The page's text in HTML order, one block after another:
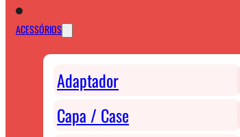
ACESSÓRIOS
Adaptador
Capa / Case